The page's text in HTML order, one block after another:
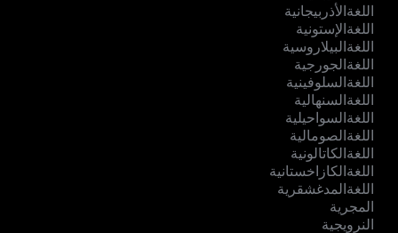
اللغةالأذربيجانية
اللغةالإستونية
اللغةالبيلاروسية
اللغةالجورجية
اللغةالسلوفينية
اللغةالسنهالية
اللغةالسواحيلية
اللغةالصومالية
اللغةالكاتالونية
اللغةالكازاخستانية
اللغةالمدغشقرية
المجرية
النرويجية